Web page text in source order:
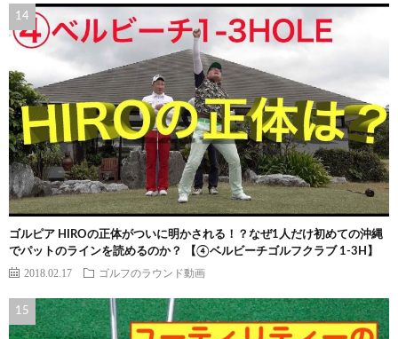
ゴルピア HIROの正体がついに明かされる！？なぜ1人だけ初めての沖縄
でパットのラインを読めるのか？ 【④ベルビーチゴルフクラブ 1-3H】
2018.02.17 ゴルフのラウンド動画